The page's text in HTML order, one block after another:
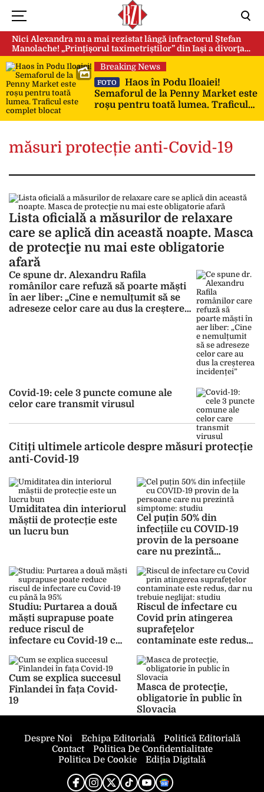
Nici Alexandra nu a mai rezistat lângă infractorul Ștefan
Manolache! „Prințișorul taximetriștilor” din Iași a divorţat
după doi ani de căsnicie
Breaking News
FOTO
Haos în Podu Iloaiei!
Semaforul de la Penny Market este
roșu pentru toată lumea. Traficul
măsuri protecție anti-Covid-19
Lista oficială a măsurilor de relaxare
care se aplică din această noapte. Masca
de protecţie nu mai este obligatorie
afară
Ce spune dr. Alexandru Rafila
românilor care refuză să poarte măști
în aer liber: „Cine e nemulțumit să se
adreseze celor care au dus la creșterea
Covid-19: cele 3 puncte comune ale
celor care transmit virusul
Citiți ultimele articole despre măsuri protecție
anti-Covid-19
Umiditatea din interiorul
măștii de protecție este
un lucru bun
Cel puțin 50% din
infecțiile cu COVID-19
provin de la persoane
care nu prezintă
Studiu: Purtarea a două
măști suprapuse poate
reduce riscul de
infectare cu Covid-19 cu
Riscul de infectare cu
Covid prin atingerea
suprafeţelor
contaminate este redus,
studiu
Cum se explica succesul
Finlandei în fața Covid-
19
Masca de protecţie,
obligatorie în public în
Slovacia
Despre Noi Echipa Editorială
Politică Editorială
Contact
Politica De Confidentialitate
Politica De Cookie
Ediția Digitală